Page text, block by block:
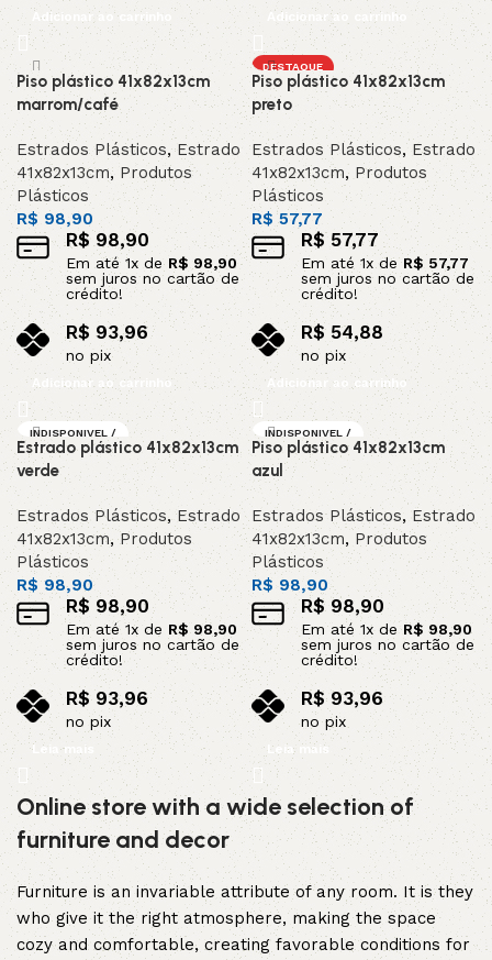
Adicionar ao carrinho Adicionar ao carrinho
Piso plástico 41x82x13cm
marrom/café
Estrados Plásticos,Estrado
41x82x13cm, Produtos
Plásticos
R$ 98,90
R$ 98,90
Em até 1x de R$ 98,90
sem juros no cartão de
crédito!
R$ 93,96
no pix
Adicionar ao carrinho
DESTAQUE
Piso plástico 41x82x13cm
preto
Estrados Plásticos, Estrado
41x82x13cm, Produtos
Plásticos
R$ 57,77
R$57,77
Em até 1x deR$ 57,77
sem juros no cartão de
crédito!
R$54,88
no pix
Adicionar ao carrinho
INDISPONIVEL /
SOB ENCOMEND
Estrado plástico 41x82x13cm
verde
Estrados Plásticos,Estrado
41x82x13cm,Produtos
Plásticos
R$98,90
R$ 98,90
Em até 1x de R$98,90
sem juros no cartão de
crédito!
R$93,96
no pix
Leia mais
INDISPONIVEL /
SOB ENCOMEND
A
Piso plástico 41x82x13cm
azul
Estrados Plásticos, Estrado
41x82x13cm, Produtos
Plásticos
R$ 98,90
R$98,90
Em até 1x deR$ 98,90
sem juros no cartão de
crédito!
R$93,96
no pix
Leia mais
Online store with a wide selection of
furniture and decor
Furniture is an invariable attribute of any room. It is they
who give it the right atmosphere, making the space
cozy and comfortable, creating favorable conditions for